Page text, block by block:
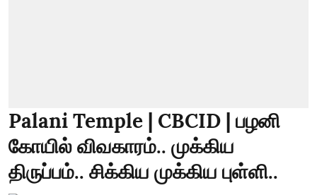
Palani Temple | CBCID | பழனி
கோயில் விவகாரம்.. முக்கிய
திருப்பம்.. சிக்கிய முக்கிய புள்ளி..